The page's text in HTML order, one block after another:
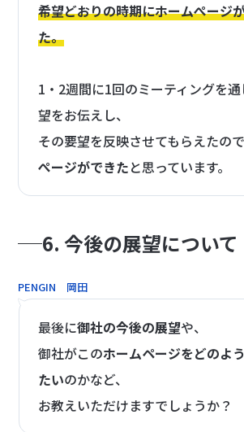
希望どおりの時期にホームぺージ
た。
1・2週間に1回のミーティングを
望をお伝えし、
その要望を反映させてもらえたので
ぺージができたと思っています。
6. 今後の展望について
PENGIN 岡田
最後に御社の今後の展望や、
御社がこのホームページをどのよ
たいのかなど、
お教えいただけますでしょうか？